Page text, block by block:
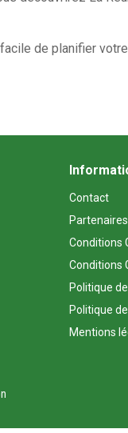
de planifier
Contact
Partenaires
Conditions
Conditions
Politique
Politique
Mentions